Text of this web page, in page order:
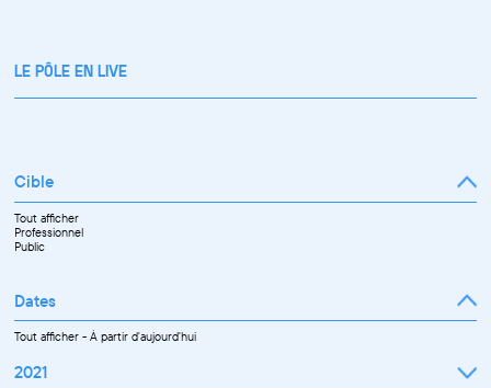
LE PÔLE EN LIVE
Cible
Tout afficher
Professionnel
Public
Dates
Tout afficher-À partir d'aujourd'hui
2021